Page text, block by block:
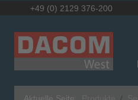
+49 (0) 2129 376-200